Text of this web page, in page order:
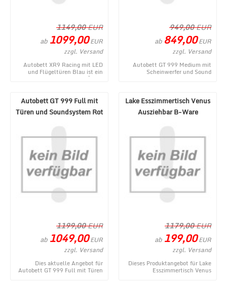
1149,00EUR
ab 1099,00EUR
zzgl. Versand
Autobett XR9 Racing mit LED
und Flügeltüren Blau ist ein
aktuelles Produkt im MÃ¶bel
949,00EUR
ab 849,00EUR
zzgl. Versand
Autobett GT 999 Medium mit
Scheinwerfer und Sound
Autobett GT 999 Full mit
Türen und Soundsystem Rot
1199,00EUR
ab 1049,00EUR
zzgl. Versand
Dies aktuelle Angebot für
Autobett GT 999 Full mit Türen
Lake Esszimmertisch Venus
Ausziehbar B-Ware
1179,00EUR
ab 199,00EUR
zzgl. Versand
Dieses Produktangebot für Lake
Esszimmertisch Venus